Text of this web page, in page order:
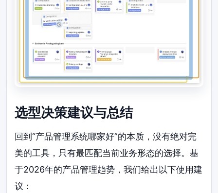
选型决策建议与总结
回到“产品管理系统哪家好”的本质，没有绝对完
美的工具，只有最匹配当前业务形态的选择。基
于2026年的产品管理趋势，我们给出以下使用建
议：